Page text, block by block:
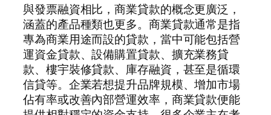
與發票融資相比，商業貸款的概念更廣泛，
涵蓋的產品種類也更多。商業貸款通常是指
專為商業用途而設的貸款，當中可能包括營
運資金貸款、設備購置貸款、擴充業務貸
款、樓宇裝修貸款、庫存融資，甚至是循環
信貸等。企業若想提升品牌規模、增加市場
佔有率或改善內部營運效率，商業貸款便能